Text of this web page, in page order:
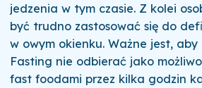
jedzenia w tym czasie. Z kolei
być trudno zastosować się do
w owym okienku. Ważne jest,
Fasting nie odbierać jako
fast foodami przez kilka godzin